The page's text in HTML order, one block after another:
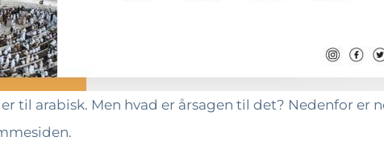
arabisk. Men hvad er årsagen til det? Nedenfor er